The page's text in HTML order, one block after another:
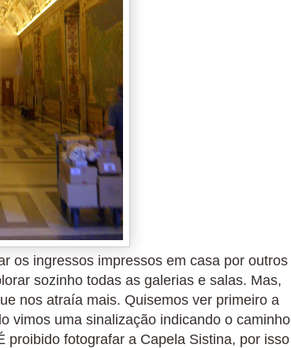
os ingressos impressos em casa por outros
sozinho todas as galerias e salas. Mas,
nos atraía mais. Quisemos ver primeiro a
vimos uma sinalização indicando o caminho
proibido fotografar a Capela Sistina, por isso